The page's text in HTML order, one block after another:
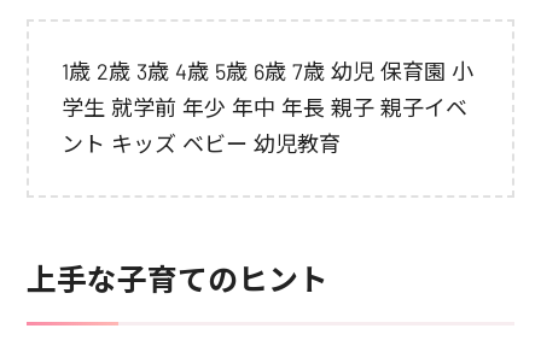
1歳 2歳 3歳 4歳 5歳 6歳 7歳 幼児 保育園 小
学生 就学前 年少 年中 年長 親子 親子イベ
ント キッズ ベビー 幼児教育
上手な子育てのヒント